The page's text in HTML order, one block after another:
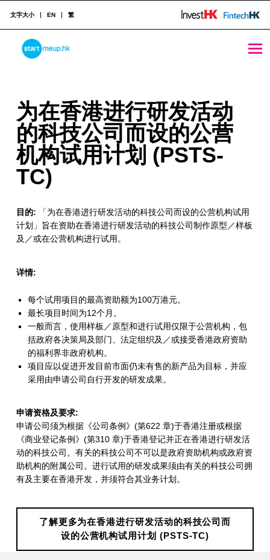
STARTMEUPHK
STARTMEUPHK FESTIVAL IS THE LEADING STARTUP AND INNOVATION CONFERENCE EVENT IN HONG KONG
文字大小 EN 繁
为
在
香
港
行
研
发
动
的
科
技
司
而
设
的
公
机
为在香港进行研发活动
的科技公司而设的公营
机构试用计划 (PSTS-
TC)
目的: 「为在香港进行研发活动的科技公司而设的公营机构试用
计划」旨在资助在香港进行研发活动的科技公司制作原型／样板
及／或在公营机构进行试用。
详情:
每个试用项目的最高资助额为100万港元。
最长项目时间为12个月。
一般而言，使用样板／原型和进行试用仅限于公营机构，包
括政府各决策局及部门、法定组织及／或接受香港政府资助
的福利界非政府机构。
项目应以促进开发目前市面仍未有售的新产品为目标，并应
采用由申请公司自行开发的研发成果。
申请资格及要求:
申请公司须为根据《公司条例》(第622 章)于香港注册或根据
《商业登记条例》(第310 章)于香港登记并正在香港进行研发活
动的科技公司。有关的科技公司不可以是政府资助机构或政府资
助机构的附属公司。进行试用的研发成果须由有关的科技公司拥
有及主要在香港开发，并须符合其业务计划。
了解更多为在香港进行研发活动的科技公司而
设的公营机构试用计划 (PSTS-TC)
Skip back to main navigation